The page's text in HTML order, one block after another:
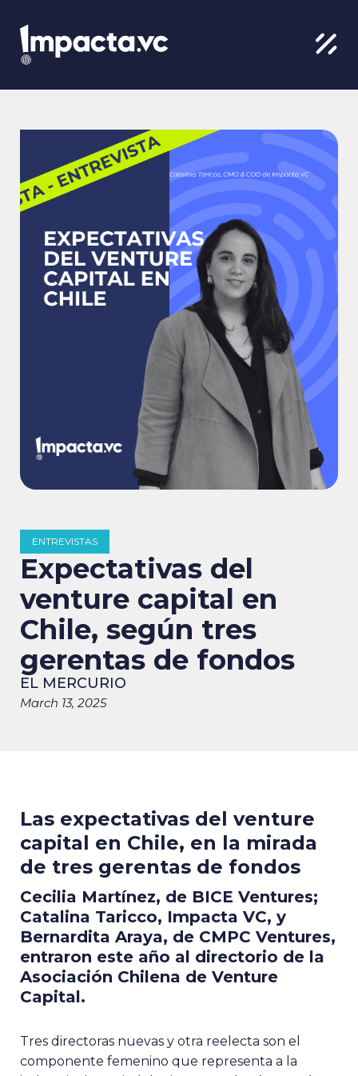
ENTREVISTAS
Expectativas del
venture capital en
Chile, según tres
gerentas de fondos
EL MERCURIO
March 13, 2025
Las expectativas del venture
capital en Chile, en la mirada
de tres gerentas de fondos
Cecilia Martínez, de BICE Ventures;
Catalina Taricco, Impacta VC, y
Bernardita Araya, de CMPC Ventures,
entraron este año al directorio de la
Asociación Chilena de Venture
Capital.
Tres directoras nuevas y otra reelecta son el
componente femenino que representa a la